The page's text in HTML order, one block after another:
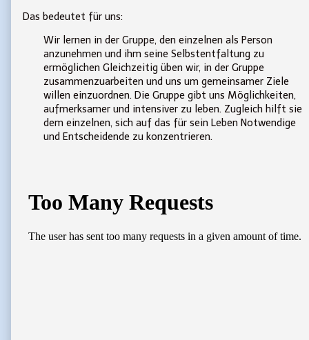
Das bedeutet für uns:
Wir lernen in der Gruppe, den einzelnen als Person
anzunehmen und ihm seine Selbstentfaltung zu
ermöglichen Gleichzeitig üben wir, in der Gruppe
zusammenzuarbeiten und uns um gemeinsamer Ziele
willen einzuordnen. Die Gruppe gibt uns Möglichkeiten,
aufmerksamer und intensiver zu leben. Zugleich hilft sie
dem einzelnen, sich auf das für sein Leben Notwendige
und Entscheidende zu konzentrieren.
Sidebar